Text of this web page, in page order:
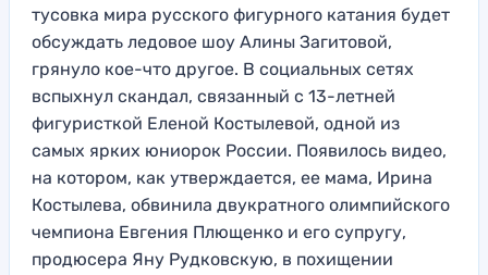
тусовка мира русского фигурного катания будет
обсуждать ледовое шоу Алины Загитовой,
грянуло кое-что другое. В социальных сетях
вспыхнул скандал, связанный с 13-летней
фигуристкой Еленой Костылевой, одной из
самых ярких юниорок России. Появилось видео,
на котором, как утверждается, ее мама, Ирина
Костылева, обвинила двукратного олимпийского
чемпиона Евгения Плющенко и его супругу,
продюсера Яну Рудковскую, в похищении